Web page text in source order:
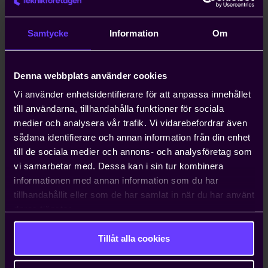
Samtycke Information Om
Denna webbplats använder cookies
Vi använder enhetsidentifierare för att anpassa innehållet
till användarna, tillhandahålla funktioner för sociala
medier och analysera vår trafik. Vi vidarebefordrar även
sådana identifierare och annan information från din enhet
till de sociala medier och annons- och analysföretag som
vi samarbetar med. Dessa kan i sin tur kombinera
informationen med annan information som du har
tillhandahållit eller som de har samlat in när du har använt
Tillåt alla cookies
anställa icke-EU-medborgare kan ta upp
till ett år. Teknikföretagen kan ordna
Hjälp med att driva viktiga
näringspolitiska frågor
Vi bedriver påverkans- och
opinionsarbete i Sverige och EU för att
ta tillvara våra medlemmars intressen.
Genom oss har du möjlighet att påverka
beslut som du som enskilt företag i
vanliga fall bara får ta konsekvenserna av.